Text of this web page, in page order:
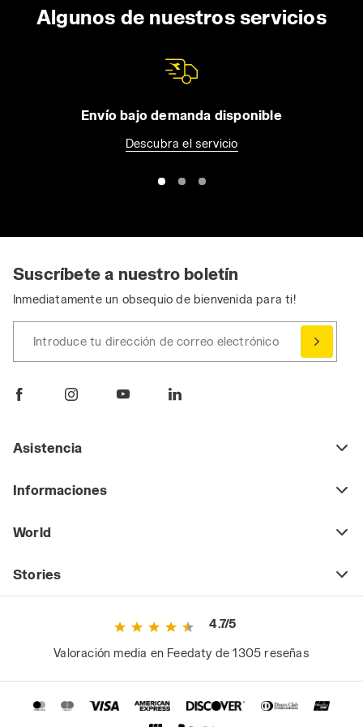
Algunos de nuestros servicios
Envío bajo demanda disponible
Descubra el servicio
Suscríbete a nuestro boletín
Inmediatamente un obsequio de bienvenida para ti!
Introduce tu dirección de correo electrónico
Asistencia
Informaciones
World
Stories
4.7/5
Valoración media en Feedaty de 1305 reseñas